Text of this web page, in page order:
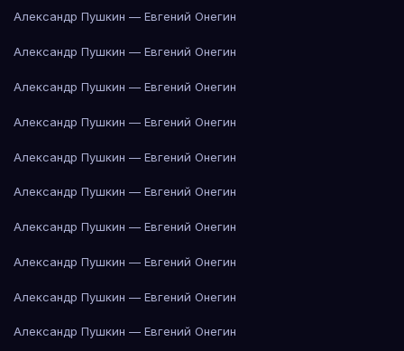
Александр Пушкин — Евгений Онегин
Александр Пушкин — Евгений Онегин
Александр Пушкин — Евгений Онегин
Александр Пушкин — Евгений Онегин
Александр Пушкин — Евгений Онегин
Александр Пушкин — Евгений Онегин
Александр Пушкин — Евгений Онегин
Александр Пушкин — Евгений Онегин
Александр Пушкин — Евгений Онегин
Александр Пушкин — Евгений Онегин